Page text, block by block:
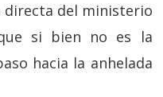
del ministerio
si bien no es la
hacia la anhelada